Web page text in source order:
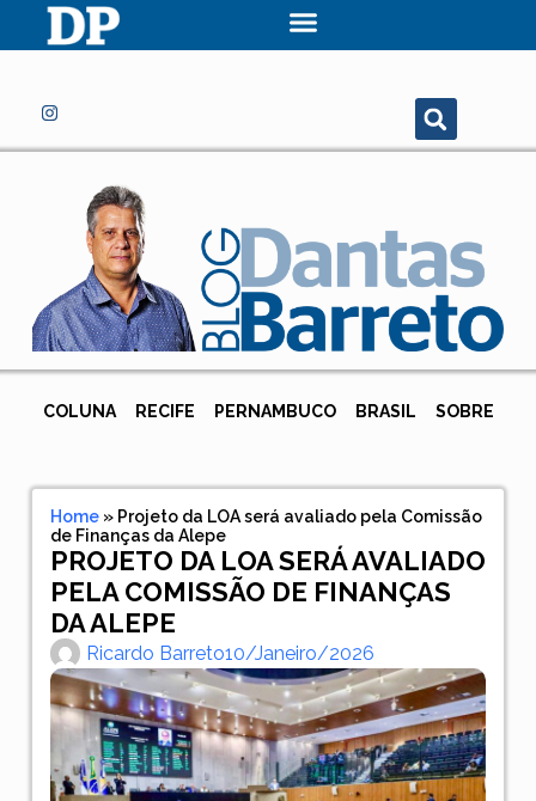
COLUNA RECIFE PERNAMBUCO BRASIL SOBRE
Home» Projeto da LOA será avaliado pela Comissão
de Finanças da Alepe
PROJETO DA LOA SERÁ AVALIADO
PELA COMISSÃO DE FINANÇAS
DA ALEPE
Ricardo Barreto10/janeiro/2026